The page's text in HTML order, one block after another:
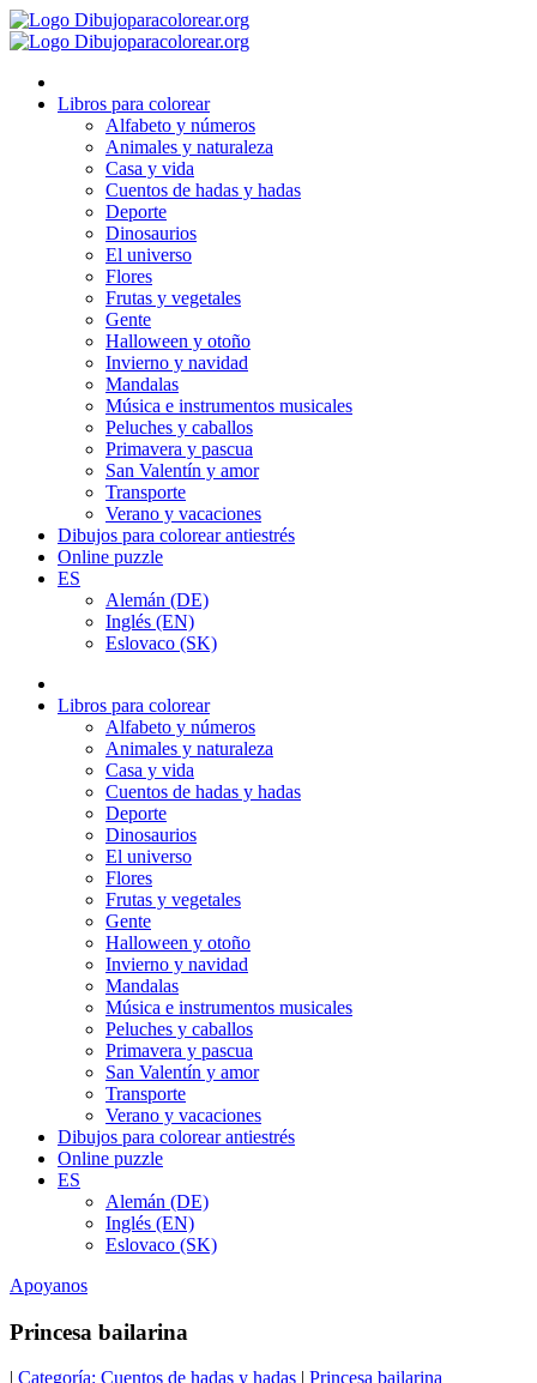
Ir
al
Libros para colorear
Alfabeto y números
Animales y naturaleza
Casa y vida
Cuentos de hadas y hadas
Deporte
Dinosaurios
El universo
Flores
Frutas y vegetales
Gente
Halloween y otoño
Invierno y navidad
Mandalas
Música e instrumentos musicales
Peluches y caballos
Primavera y pascua
San Valentín y amor
Transporte
Verano y vacaciones
Dibujos para colorear antiestrés
Online puzzle
ES
Alemán (DE)
Inglés (EN)
Eslovaco (SK)
Libros para colorear
Alfabeto y números
Animales y naturaleza
Casa y vida
Cuentos de hadas y hadas
Deporte
Dinosaurios
El universo
Flores
Frutas y vegetales
Gente
Halloween y otoño
Invierno y navidad
Mandalas
Música e instrumentos musicales
Peluches y caballos
Primavera y pascua
San Valentín y amor
Transporte
Verano y vacaciones
Dibujos para colorear antiestrés
Online puzzle
ES
Alemán (DE)
Inglés (EN)
Eslovaco (SK)
Apoyanos
Princesa bailarina
| Categoría: Cuentos de hadas y hadas | Princesa bailarina